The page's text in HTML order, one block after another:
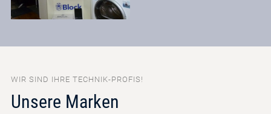
WIR SIND IHRE TECHNIK-PROFIS!
Unsere Marken